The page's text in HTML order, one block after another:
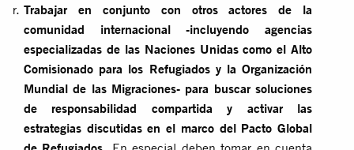
Trabajar en conjunto con otros actores de la
comunidad internacional -incluyendo agencias
especializadas de las Naciones Unidas como el Alto
Comisionado para los Refugiados y la Organización
Mundial de las Migraciones- para buscar soluciones
de responsabilidad compartida y activar las
estrategias discutidas en el marco del Pacto Global